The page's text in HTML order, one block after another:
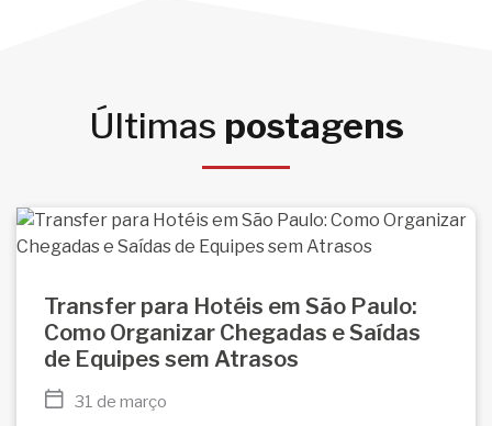
Últimas postagens
Transfer para Hotéis em São Paulo:
Como Organizar Chegadas e Saídas
de Equipes sem Atrasos
31 de março